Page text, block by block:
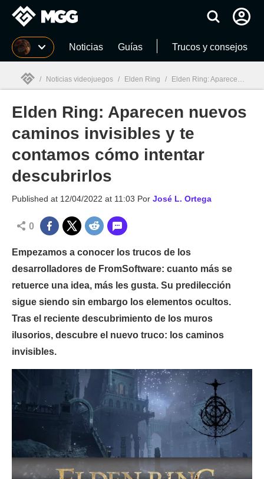
MGG Noticias Guías Trucos y consejos
MGG
/ Noticias videojuegos / Elden Ring / Elden Ring: Aparecen nuevos caminos invisibles y te contamos cómo intentar descubrirlos
Elden Ring: Aparecen nuevos
caminos invisibles y te
contamos cómo intentar
descubrirlos
Published at 12/04/2022 at 11:03 Por José L. Ortega
0
Empezamos a conocer los trucos de los
desarrolladores de FromSoftware: cuanto más se
retuerce una idea, más les gusta. Su predilección
sigue siendo sin embargo los elementos ocultos.
Tras el reciente descubrimiento de los muros
ilusorios, descubre el nuevo truco: los caminos
invisibles.